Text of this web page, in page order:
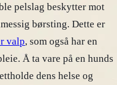
pelslag beskytter mot
børsting. Dette er
valp, som også har en
Å ta vare på en hunds
dens helse og